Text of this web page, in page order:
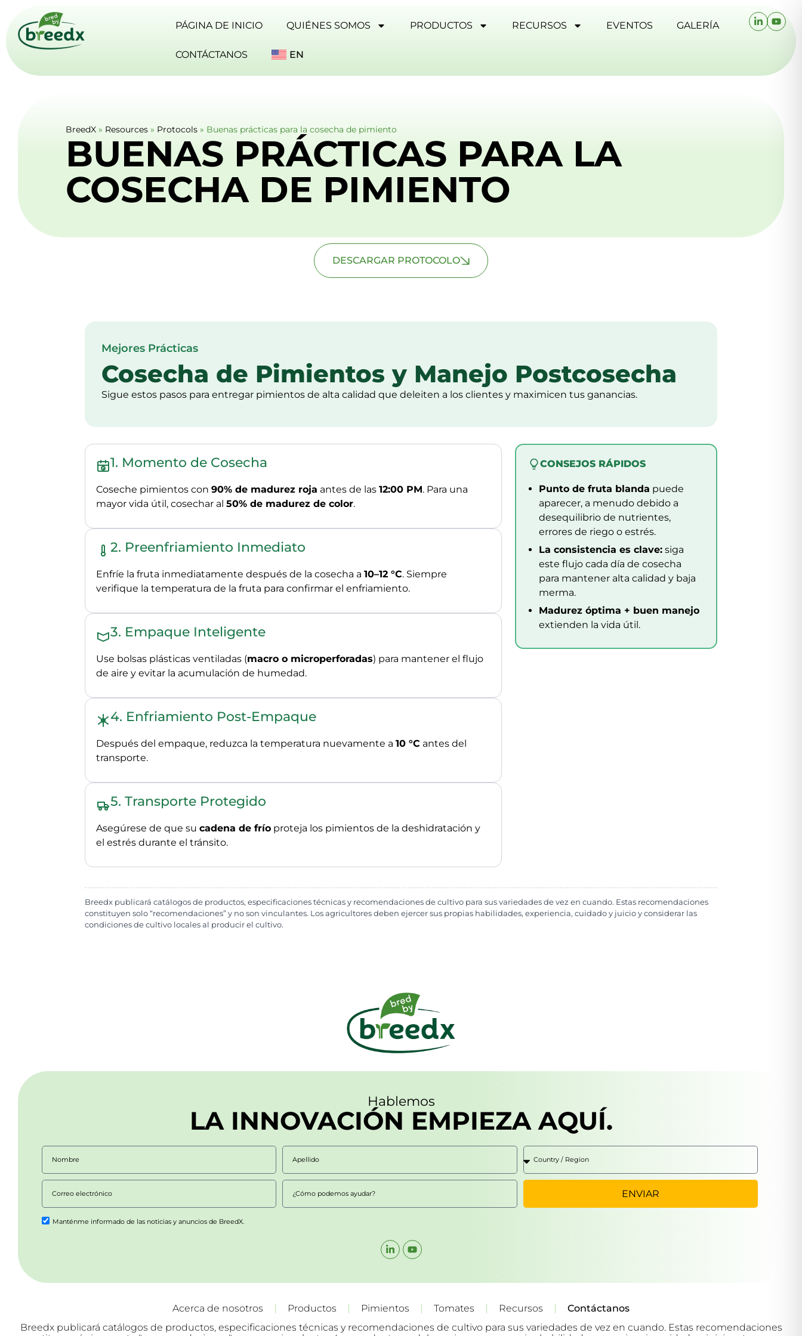
PÁGINA DE INICIO QUIÉNES SOMOS PRODUCTOS RECURSOS EVENTOS GALERÍA
CONTÁCTANOS EN
BreedX » Resources » Protocols » Buenas prácticas para la cosecha de pimiento
BUENAS PRÁCTICAS PARA LA
COSECHA DE PIMIENTO
DESCARGAR PROTOCOLO
Mejores Prácticas
Cosecha de Pimientos y Manejo Postcosecha
Sigue estos pasos para entregar pimientos de alta calidad que deleiten a los clientes y maximicen tus ganancias.
1. Momento de Cosecha
Coseche pimientos con 90% de madurez roja antes de las 12:00 PM. Para una
mayor vida útil, cosechar al 50% de madurez de color.
2. Preenfriamiento Inmediato
Enfríe la fruta inmediatamente después de la cosecha a 10–12 °C. Siempre
verifique la temperatura de la fruta para confirmar el enfriamiento.
3. Empaque Inteligente
Use bolsas plásticas ventiladas (macro o microperforadas) para mantener el flujo
de aire y evitar la acumulación de humedad.
4. Enfriamiento Post-Empaque
Después del empaque, reduzca la temperatura nuevamente a 10 °C antes del
transporte.
5. Transporte Protegido
Asegúrese de que su cadena de frío proteja los pimientos de la deshidratación y
el estrés durante el tránsito.
CONSEJOS RÁPIDOS
Punto de fruta blanda puede
aparecer, a menudo debido a
desequilibrio de nutrientes,
errores de riego o estrés.
La consistencia es clave: siga
este flujo cada día de cosecha
para mantener alta calidad y baja
merma.
Madurez óptima + buen manejo
extienden la vida útil.
Breedx publicará catálogos de productos, especificaciones técnicas y recomendaciones de cultivo para sus variedades de vez en cuando. Estas recomendaciones
constituyen solo “recomendaciones” y no son vinculantes. Los agricultores deben ejercer sus propias habilidades, experiencia, cuidado y juicio y considerar las
condiciones de cultivo locales al producir el cultivo.
Hablemos
LA INNOVACIÓN EMPIEZA AQUÍ.
Manténme informado de las noticias y anuncios de BreedX.
ENVIAR
Acerca de nosotros Productos Pimientos Tomates Recursos
Contáctanos
Breedx publicará catálogos de productos, especificaciones técnicas y recomendaciones de cultivo para sus variedades de vez en cuando. Estas recomendaciones